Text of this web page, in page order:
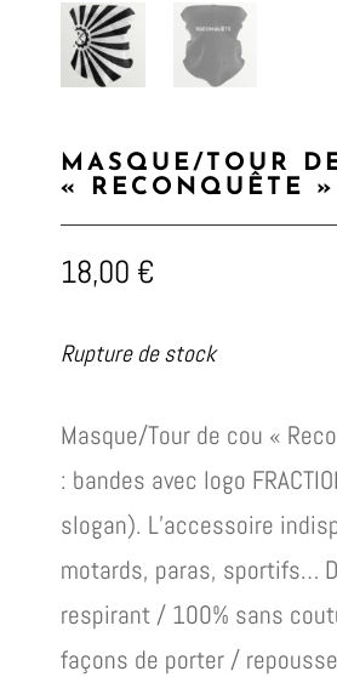
MASQUE/TOUR
« RECONQUÊTE »
18,00 €
Rupture de stock
Masque/Tour de cou «
: bandes avec logo
slogan). L’accessoire
motards, paras, sportifs…
respirant / 100% sans
façons de porter /